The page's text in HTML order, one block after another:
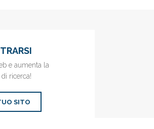
e aumenta la
ricerca!
SITO